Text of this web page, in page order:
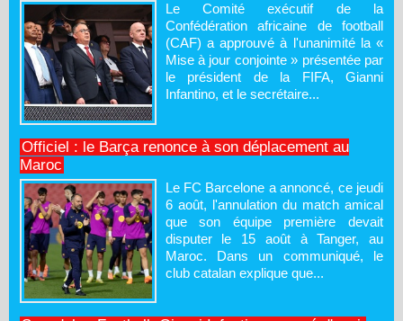
Le Comité exécutif de la
Confédération africaine de football
(CAF) a approuvé à l'unanimité la «
Mise à jour conjointe » présentée par
le président de la FIFA, Gianni
Infantino, et le secrétaire...
Officiel : le Barça renonce à son déplacement au
Maroc
Le FC Barcelone a annoncé, ce jeudi
6 août, l'annulation du match amical
que son équipe première devait
disputer le 15 août à Tanger, au
Maroc. Dans un communiqué, le
club catalan explique que...